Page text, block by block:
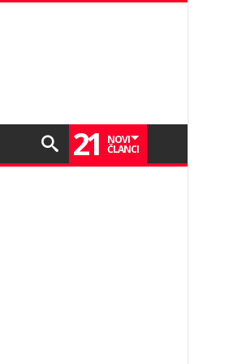
21 NOVI
ČLANCI